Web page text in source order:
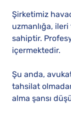
Şirketimiz
uzmanlığa,
sahiptir.
içermektedir.
Şu anda,
tahsilat
alma şansı